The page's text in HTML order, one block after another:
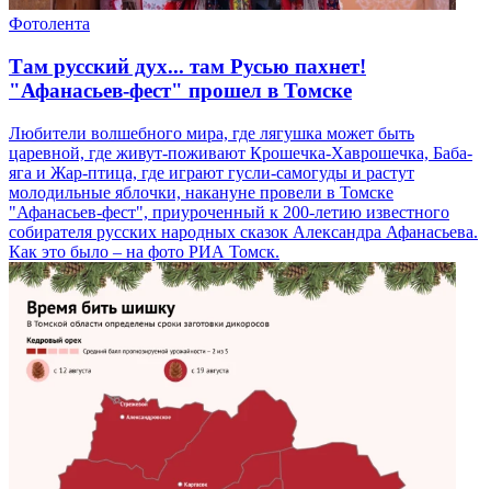
Фотолента
Там русский дух... там Русью пахнет!
"Афанасьев-фест" прошел в Томске
Любители волшебного мира, где лягушка может быть
царевной, где живут-поживают Крошечка-Хаврошечка, Баба-
яга и Жар-птица, где играют гусли-самогуды и растут
молодильные яблочки, накануне провели в Томске
"Афанасьев-фест", приуроченный к 200-летию известного
собирателя русских народных сказок Александра Афанасьева.
Как это было – на фото РИА Томск.